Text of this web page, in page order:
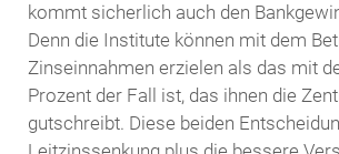
kommt sicherlich auch den
Denn die Institute können mit dem
Zinseinnahmen erzielen als das mit
Prozent der Fall ist, das ihnen die
gutschreibt. Diese beiden